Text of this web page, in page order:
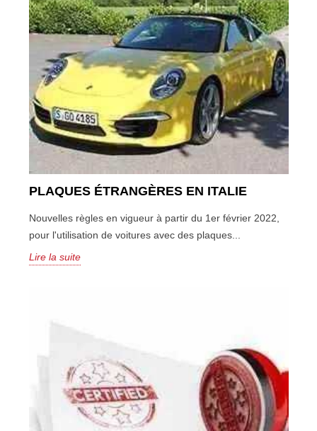
PLAQUES ÉTRANGÈRES EN ITALIE
Nouvelles règles en vigueur à partir du 1er février 2022,
pour l'utilisation de voitures avec des plaques...
Lire la suite